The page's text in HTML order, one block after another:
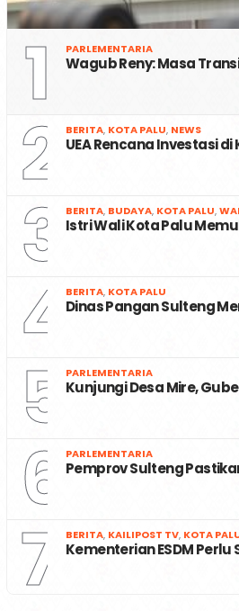
1 PARLEMENTARIA
Wagub Reny: Masa
2 BERITA, KOTA PALU, NEWS
UEA Rencana Investasi di
3 BERITA, BUDAYA, KOTA PALU,
Istri Wali Kota Palu
4 BERITA, KOTA PALU
Dinas Pangan Sulteng
5 PARLEMENTARIA
Kunjungi Desa Mire,
6 PARLEMENTARIA
Pemprov Sulteng
7 BERITA, KAILIPOST TV, KOTA
Kementerian ESDM Perlu